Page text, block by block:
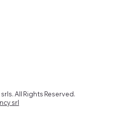
All Rights Reserved.
srl